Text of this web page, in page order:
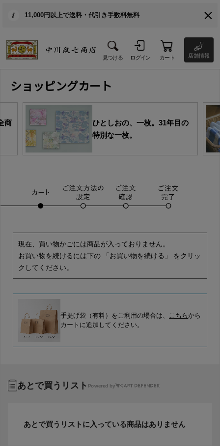
11,000円以上で送料・代引き手数料無料
見つける ログイン カート 店舗情報
ショッピングカート
商
ひとしおの、一枚。31年目の
特別な一枚。
現在、買い物かごには商品が入っておりません。
お買い物を続けるには下の 「お買い物を続ける」 をクリッ
クしてください。
手提げ袋（有料）をご利用の場合は、 こちらから
カートに追加してください。
あとで買うリスト Powered by
あとで買うリストに入っている商品はありません